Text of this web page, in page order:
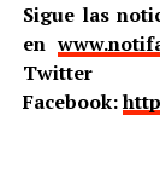
Sigue las
en
Facebook: